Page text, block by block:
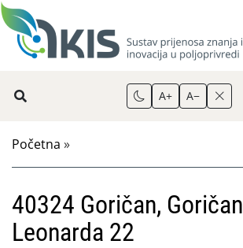
A+ A−
Početna »
40324 Goričan,
Leonarda 22